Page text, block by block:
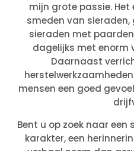
mijn grote passie. Het
smeden van sieraden,
sieraden met
dagelijks met enorm
Daarnaast
mensen een goed
Bent u op zoek naar een
karakter, een